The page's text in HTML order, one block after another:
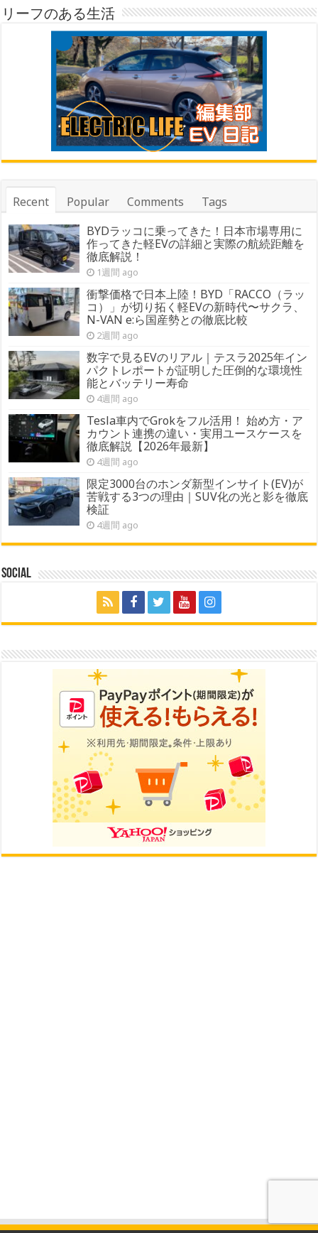
リーフのある生活
Recent Popular Comments
Tags
BYDラッコに乗ってきた！日本市場専用に
作ってきた軽EVの詳細と実際の航続距離を
徹底解説！
1週間 ago
衝撃価格で日本上陸！BYD「RACCO（ラッ
コ）」が切り拓く軽EVの新時代〜サクラ、
N-VAN e:ら国産勢との徹底比較
2週間 ago
数字で見るEVのリアル｜テスラ2025年イン
パクトレポートが証明した圧倒的な環境性
能とバッテリー寿命
4週間 ago
Tesla車内でGrokをフル活用！ 始め方・ア
カウント連携の違い・実用ユースケースを
徹底解説【2026年最新】
4週間 ago
限定3000台のホンダ新型インサイト(EV)が
苦戦する3つの理由｜SUV化の光と影を徹底
検証
4週間 ago
Social